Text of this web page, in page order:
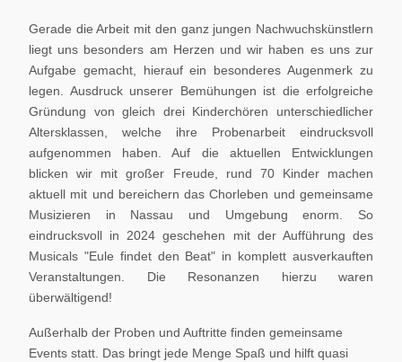
Gerade die Arbeit mit den ganz jungen Nachwuchskünstlern
liegt uns besonders am Herzen und wir haben es uns zur
Aufgabe gemacht, hierauf ein besonderes Augenmerk zu
legen. Ausdruck unserer Bemühungen ist die erfolgreiche
Gründung von gleich drei Kinderchören unterschiedlicher
Altersklassen, welche ihre Probenarbeit eindrucksvoll
aufgenommen haben. Auf die aktuellen Entwicklungen
blicken wir mit großer Freude, rund 70 Kinder machen
aktuell mit und bereichern das Chorleben und gemeinsame
Musizieren in Nassau und Umgebung enorm. So
eindrucksvoll in 2024 geschehen mit der Aufführung des
Musicals "Eule findet den Beat" in komplett ausverkauften
Veranstaltungen. Die Resonanzen hierzu waren
überwältigend!
Außerhalb der Proben und Auftritte finden gemeinsame
Events statt. Das bringt jede Menge Spaß und hilft quasi